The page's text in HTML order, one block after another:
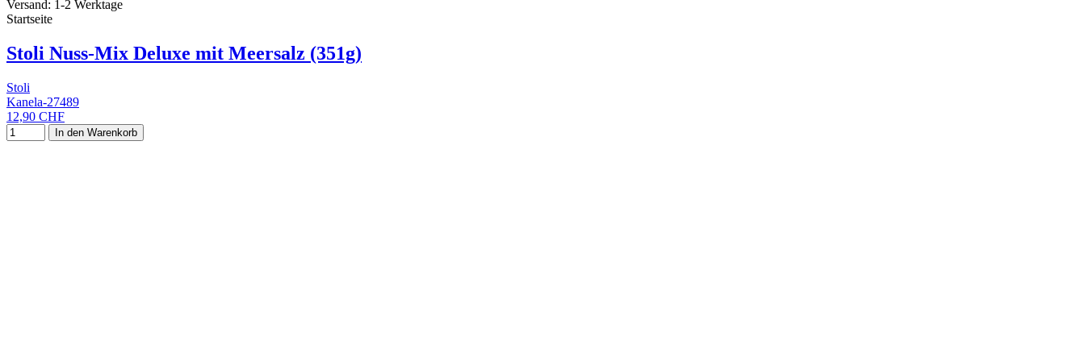
Versand: 1-2 Werktage
Startseite
Stoli Nuss-Mix Deluxe mit Meersalz (351g)
Stoli
Kanela-27489
12,90 CHF
In den Warenkorb